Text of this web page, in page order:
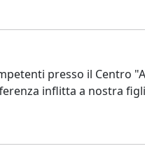
presso il Centro
inflitta a nostra